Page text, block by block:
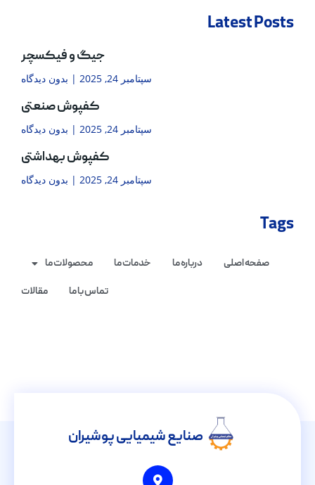
Latest Posts
جیگ و فیکسچر
سپتامبر 24, 2025 بدون دیدگاه
کفپوش صنعتی
سپتامبر 24, 2025 بدون دیدگاه
کفپوش بهداشتی
سپتامبر 24, 2025 بدون دیدگاه
Tags
صفحه اصلی درباره ما خدمات ما
محصولات ما
تماس با ما
مقالات
صنایع شیمیایی پوشیران